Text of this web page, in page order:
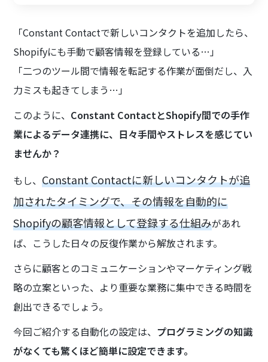
「Constant Contactで新しいコンタクトを追加したら、
Shopifyにも手動で顧客情報を登録している…」
「二つのツール間で情報を転記する作業が面倒だし、入
力ミスも起きてしまう…」
このように、 Constant ContactとShopify間での手作
業によるデータ連携に、日々手間やストレスを感じてい
ませんか？
もし、Constant Contactに新しいコンタクトが追
加されたタイミングで、その情報を自動的に
Shopifyの顧客情報として登録する仕組みがあれ
ば、こうした日々の反復作業から解放されます。
さらに顧客とのコミュニケーションやマーケティング戦
略の立案といった、より重要な業務に集中できる時間を
創出できるでしょう。
今回ご紹介する自動化の設定は、 プログラミングの知識
がなくても驚くほど簡単に設定できます。